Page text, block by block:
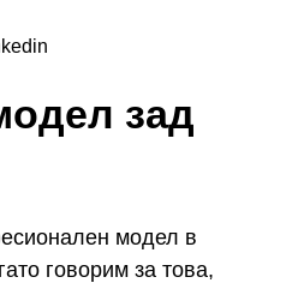
зад
модел в
говорим за това,